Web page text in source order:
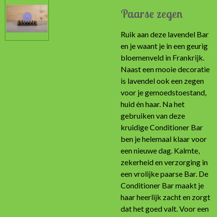
Paarse zegen
Ruik aan deze lavendel Bar
en je waant je in een geurig
bloemenveld in Frankrijk.
Naast een mooie decoratie
is lavendel ook een zegen
voor je gemoedstoestand,
huid én haar. Na het
gebruiken van deze
kruidige Conditioner Bar
ben je helemaal klaar voor
een nieuwe dag. Kalmte,
zekerheid en verzorging in
een vrolijke paarse Bar. De
Conditioner Bar maakt je
haar heerlijk zacht en zorgt
dat het goed valt. Voor een